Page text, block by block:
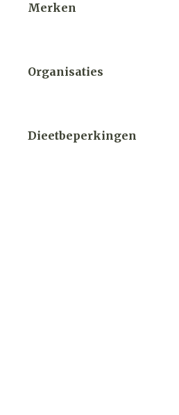
Merken
Organisaties
Dieetbeperkingen